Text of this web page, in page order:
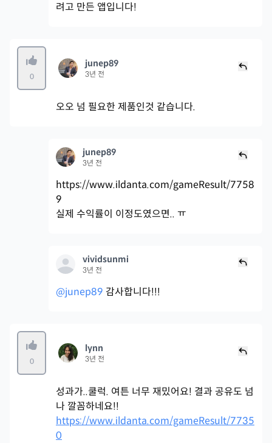
려고 만든 앱입니다!
0
junep89
3년 전
오오 넘 필요한 제품인것 같습니다.
junep89
3년 전
https://www.ildanta.com/gameResult/7758
9
실제 수익률이 이정도였으면.. ㅠ
vividsunmi
3년 전
@junep89 감사합니다!!!
0
lynn
3년 전
성과가..쿨럭. 여튼 너무 재밌어요! 결과 공유도 넘
나 깔꼼하네요!!
https://www.ildanta.com/gameResult/7735
0